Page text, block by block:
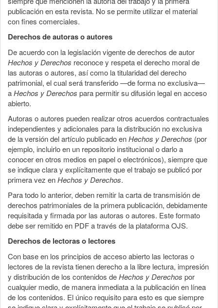
publicación en esta revista. No se permite utilizar el material
con fines comerciales.
Derechos de autoras o autores
De acuerdo con la legislación vigente de derechos de autor
Hechos y Derechos reconoce y respeta el derecho moral de
las autoras o autores, así como la titularidad del derecho
patrimonial, el cual será transferido —de forma no exclusiva—
aHechos y Derechos para permitir su difusión legal en acceso
abierto.
Autoras o autores pueden realizar otros acuerdos contractuales
independientes y adicionales para la distribución no exclusiva
de la versión del artículo publicado enHechos y Derechos (por
ejemplo, incluirlo en un repositorio institucional o darlo a
conocer en otros medios en papel o electrónicos), siempre que
se indique clara y explícitamente que el trabajo se publicó por
primera vez enHechos y Derechos.
Para todo lo anterior, deben remitir la carta de transmisión de
derechos patrimoniales de la primera publicación, debidamente
requisitada y firmada por las autoras o autores. Este formato
debe ser remitido en PDF a través de la plataforma OJS.
Derechos de lectoras o lectores
Con base en los principios de acceso abierto las lectoras o
lectores de la revista tienen derecho a la libre lectura, impresión
y distribución de los contenidos deHechos y Derechos por
cualquier medio, de manera inmediata a la publicación en línea
de los contenidos. El único requisito para esto es que siempre